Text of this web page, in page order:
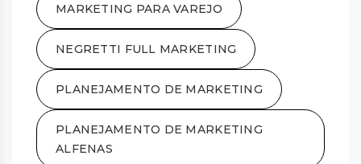
MARKETING PARA VAREJO
NEGRETTI FULL MARKETING
PLANEJAMENTO DE MARKETING
PLANEJAMENTO DE MARKETING
ALFENAS